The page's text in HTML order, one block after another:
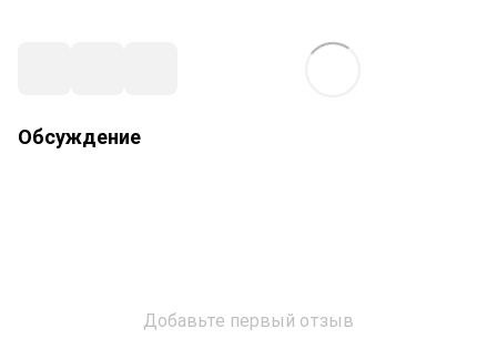
Обсуждение
Добавьте первый отзыв